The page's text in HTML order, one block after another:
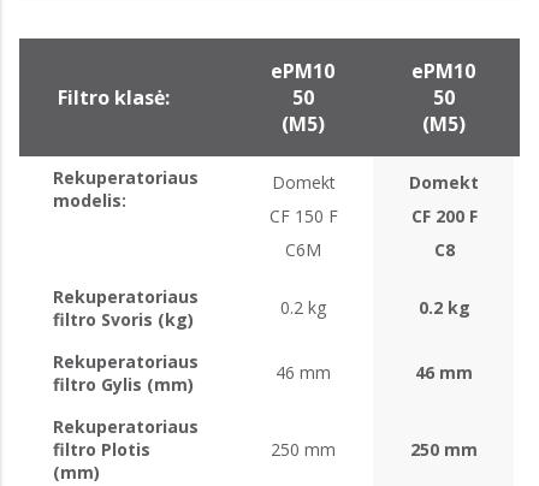
Filtro klasė:
ePM10
50
(M5)
ePM10
50
(M5)
Rekuperatoriaus
modelis:
Domekt
CF 150 F
C6M
Domekt
CF 200 F
C8
Rekuperatoriaus
filtro Svoris (kg)
0.2 kg 0.2 kg
Rekuperatoriaus
filtro Gylis (mm)
46 mm 46 mm
Rekuperatoriaus
filtro Plotis
(mm)
250 mm 250 mm